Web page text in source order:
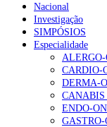
Nacional
Investigação
SIMPÓSIOS
Especialidade
CARDIO-
DERMA-
ENDO-